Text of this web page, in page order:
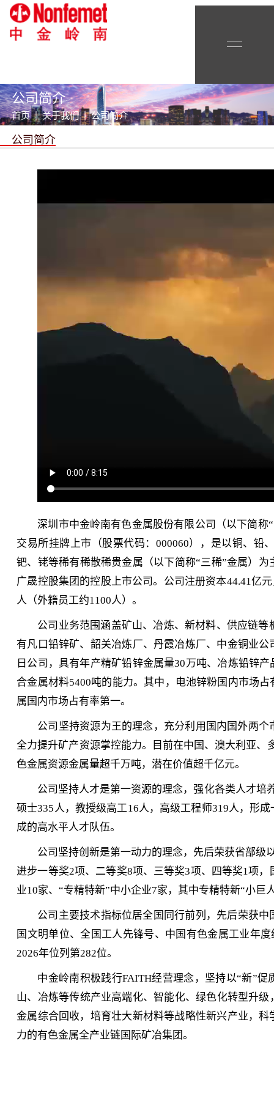
首页 | 关于我们 | 公司简介
公司简介
公司简介
深圳市中金岭南有色金属股份有限公司（以下简称
交易所挂牌上市（股票代码：000060），是以铜、铅
钯、铑等稀有稀散稀贵金属（以下简称“三稀”金属）
广晟控股集团的控股上市公司。公司注册资本44.41亿
人（外籍员工约1100人）。
公司业务范围涵盖矿山、冶炼、新材料、供应链
有凡口铅锌矿、韶关冶炼厂、丹霞冶炼厂、中金铜业
日公司，具有年产精矿铅锌金属量30万吨、冶炼铅锌
合金属材料5400吨的能力。其中，电池锌粉国内市场
属国内市场占有率第一。
公司坚持资源为王的理念，充分利用国内国外两
全力提升矿产资源掌控能力。目前在中国、澳大利亚
色金属资源金属量超千万吨，潜在价值超千亿元。
公司坚持人才是第一资源的理念，强化各类人才培
硕士335人，教授级高工16人，高级工程师319人，形
成的高水平人才队伍。
公司坚持创新是第一动力的理念，先后荣获省部级
进步一等奖2项、二等奖8项、三等奖3项、四等奖1项
业10家、“专精特新”中小企业7家，其中专精特新“小巨
公司主要技术指标位居全国同行前列，先后荣获
国文明单位、全国工人先锋号、中国有色金属工业年
2026年位列第282位。
中金岭南积极践行FAITH经营理念，坚持以“新”
山、冶炼等传统产业高端化、智能化、绿色化转型升
金属综合回收，培育壮大新材料等战略性新兴产业，
力的有色金属全产业链国际矿冶集团。